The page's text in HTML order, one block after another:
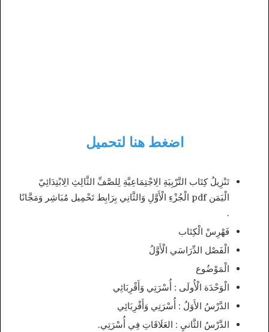
اضغط هنا لتحميل
تَنْزِيلُ كِتَاب التَّرْبِيَةِ الِاجْتِمَاعِيَّةِ لِلصَّفِّ الثَّالِثِ الِابْتِدَائِيّ
الْيَمَن pdf الْجُزْءِ الْأَوَّلِ وَالثَّانِي بِرَابِط تَحْمِيل مُبَاشِر وَمَجَّانًا
.
فَهْرِسْ الْكِتَاب
الْفَصْل الدِّرَاسَي الْأَوَّلُ
الْمَوْضُوع
الْوَحْدَة الْأُولَى : أُسْرَتِي وَأَقْرِبَائِي
الدَّرْسُ الأَوَلُ : أُسْرَتِي وَأَقْرِبَائِي
الدَّرْسُ الثَّانيِ : العَلَاقَاتِ فِي أُسْرَتِي.